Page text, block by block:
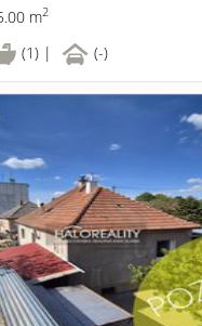
m2
(1) | (-)